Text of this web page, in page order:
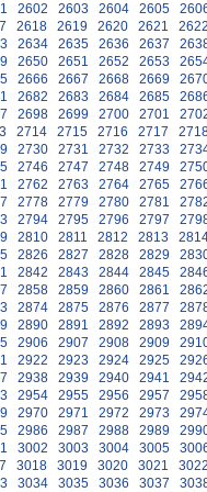
2602 2603 2604 2605
2618 2619 2620 2621
2634 2635 2636 2637
2650 2651 2652 2653
2666 2667 2668 2669
2682 2683 2684 2685
2698 2699 2700 2701
2714 2715 2716 2717
2730 2731 2732 2733
2746 2747 2748 2749
2762 2763 2764 2765
2778 2779 2780 2781
2794 2795 2796 2797
2810 2811 2812 2813
2826 2827 2828 2829
2842 2843 2844 2845
2858 2859 2860 2861
2874 2875 2876 2877
2890 2891 2892 2893
2906 2907 2908 2909
2922 2923 2924 2925
2938 2939 2940 2941
2954 2955 2956 2957
2970 2971 2972 2973
2986 2987 2988 2989
3002 3003 3004 3005
3018 3019 3020 3021
3034 3035 3036 3037